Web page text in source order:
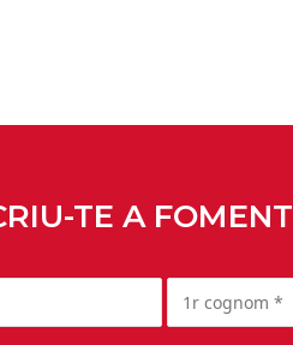
TE A FOMENT